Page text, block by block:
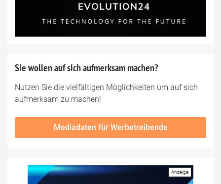
Sie wollen auf sich aufmerksam machen?
Nutzen Sie die vielfältigen Möglichkeiten um auf sich
aufmerksam zu machen!
Mediadaten für Werbetreibende